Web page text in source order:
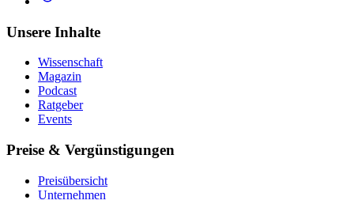
Unsere Inhalte
Wissenschaft
Magazin
Podcast
Ratgeber
Events
Preise & Vergünstigungen
Preisübersicht
Unternehmen